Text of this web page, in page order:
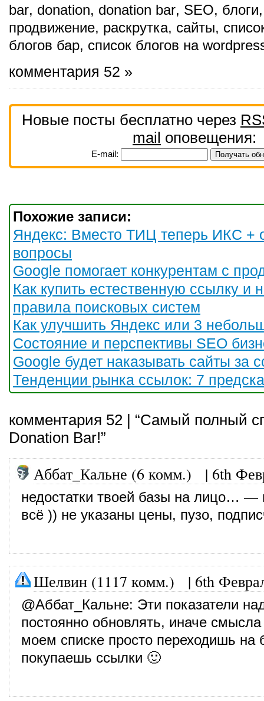
bar, donation, donation bar, SEO, блоги
продвижение, раскрутка, сайты,
блогов бар, список блогов на
комментария 52 »
Новые посты бесплатно через
mail оповещения:
E-mail:
Похожие записи:
Яндекс: Вместо ТИЦ теперь ИКС +
вопросы
Google помогает конкурентам с
Как купить естественную ссылку и
правила поисковых систем
Как улучшить Яндекс или 3
Состояние и перспективы SEO
Google будет наказывать сайты за
Тенденции рынка ссылок: 7
комментария 52 | “Самый полный
Donation Bar!”
Аббат_Кальне (6 комм.) | 6th
недостатки твоей базы на лицо… —
всё )) не указаны цены, пузо,
Шелвин (1117 комм.) | 6th
@Аббат_Кальне: Эти показатели
постоянно обновлять, иначе
моем списке просто переходишь на
покупаешь ссылки 🙂